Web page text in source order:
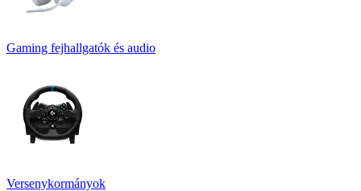
Gaming fejhallgatók és audio
Versenykormányok